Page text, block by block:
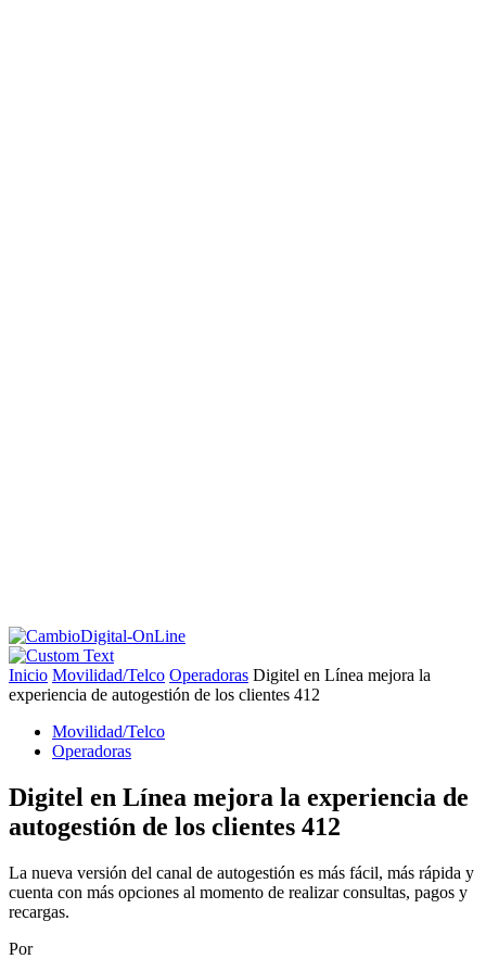
Inicio Movilidad/Telco Operadoras Digitel en Línea mejora la
experiencia de autogestión de los clientes 412
Movilidad/Telco
Operadoras
Digitel en Línea mejora la experiencia de
autogestión de los clientes 412
La nueva versión del canal de autogestión es más fácil, más rápida y
cuenta con más opciones al momento de realizar consultas, pagos y
recargas.
Por